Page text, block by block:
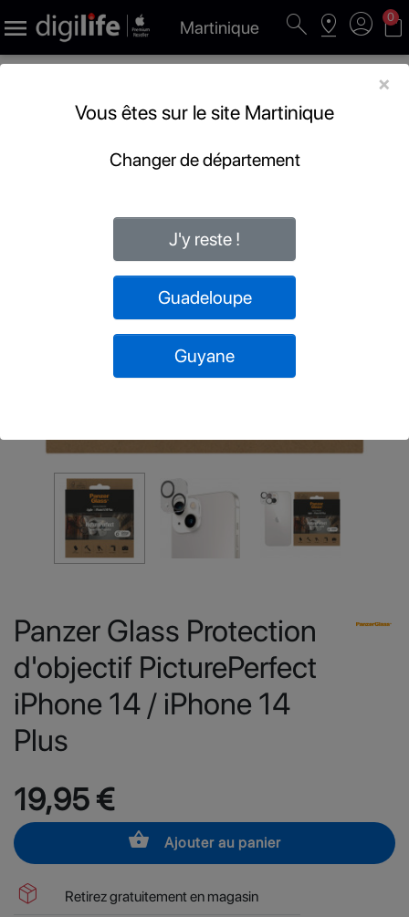
 Martinique search pin_drop account_circle shopping_bag
0
Panzer Glass Protection
d'objectif PicturePerfect
iPhone 14 / iPhone 14
Plus
19,95 €
shopping_basket Ajouter au panier
package_2 Retirez gratuitement en magasin
×
Vous êtes sur le site Martinique
Changer de département
J'y reste !
Guadeloupe
Guyane